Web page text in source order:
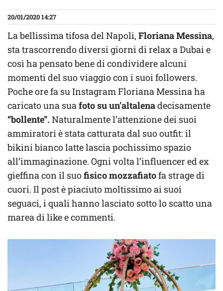
20/01/2020 14:27
La bellissima tifosa del Napoli, Floriana Messina,
sta trascorrendo diversi giorni di relax a Dubai e
così ha pensato bene di condividere alcuni
momenti del suo viaggio con i suoi followers.
Poche ore fa su Instagram Floriana Messina ha
caricato una suafotosu un’altalenadecisamente
“bollente”. Naturalmente l’attenzione dei suoi
ammiratori è stata catturata dal suo outfit: il
bikini bianco latte lascia pochissimo spazio
all’immaginazione. Ogni volta l’influencer ed ex
gieffina con il suofisico mozzafiatofa strage di
cuori. Il post è piaciuto moltissimo ai suoi
seguaci, i quali hanno lasciato sotto lo scatto una
marea di like e commenti.